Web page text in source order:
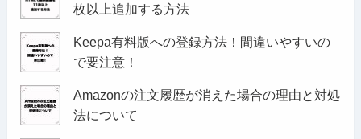
枚以上追加する方法
Keepa有料版への登録方法！間違いやすいの
で要注意！
Amazonの注文履歴が消えた場合の理由と対処
法について